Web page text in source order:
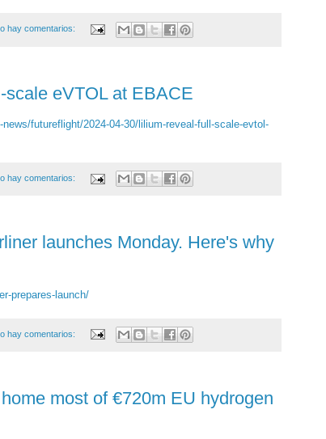
hay comentarios:
scale eVTOL at EBACE
futureflight/2024-04-30/lilium-reveal-full-scale-evtol-
hay comentarios:
launches Monday. Here's why
prepares-launch/
hay comentarios:
most of €720m EU hydrogen